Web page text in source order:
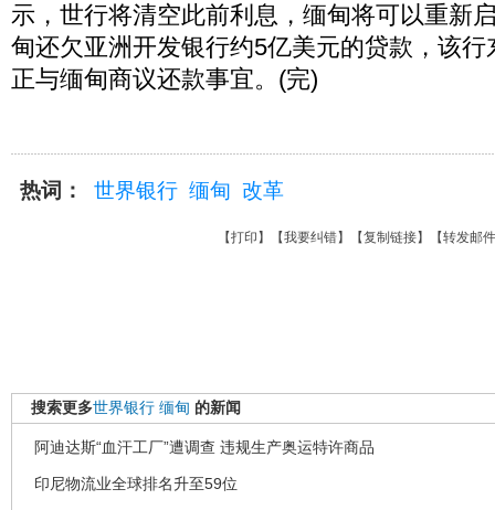
示，世行将清空此前利息，缅甸将可以重新
甸还欠亚洲开发银行约5亿美元的贷款，该
正与缅甸商议还款事宜。(完)
热词： 世界银行 缅甸 改革
【打印 】【我要纠错】【复制链接】【转发邮件
搜索更多世界银行 缅甸 的新闻
阿迪达斯“血汗工厂”遭调查 违规生产奥运特许商品
印尼物流业全球排名升至59位